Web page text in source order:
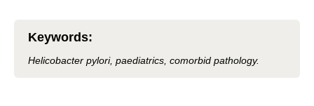
Keywords:
Helicobacter pylori, paediatrics, comorbid pathology.